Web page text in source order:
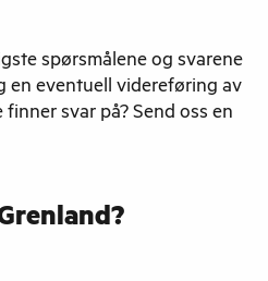
spørsmålene og svarene
en eventuell videreføring av
svar på? Send oss en